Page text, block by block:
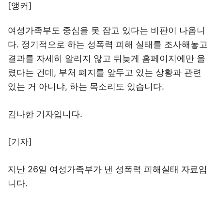
[앵커]
여성가족부도 중심을 못 잡고 있다는 비판이 나옵니
다. 정기적으로 하는 성폭력 피해 실태를 조사해놓고
결과를 자세히 알리지 않고 뒤늦게 홈페이지에만 올
렸다는 건데, 부처 폐지를 앞두고 있는 상황과 관련
있는 거 아니냐, 하는 목소리도 있습니다.
김나한 기자입니다.
[기자]
지난 26일 여성가족부가 낸 성폭력 피해실태 자료입
니다.